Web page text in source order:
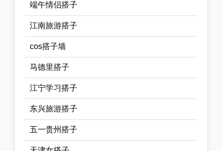
端午情侣搭子
江南旅游搭子
cos搭子墙
马德里搭子
江宁学习搭子
东兴旅游搭子
五一贵州搭子